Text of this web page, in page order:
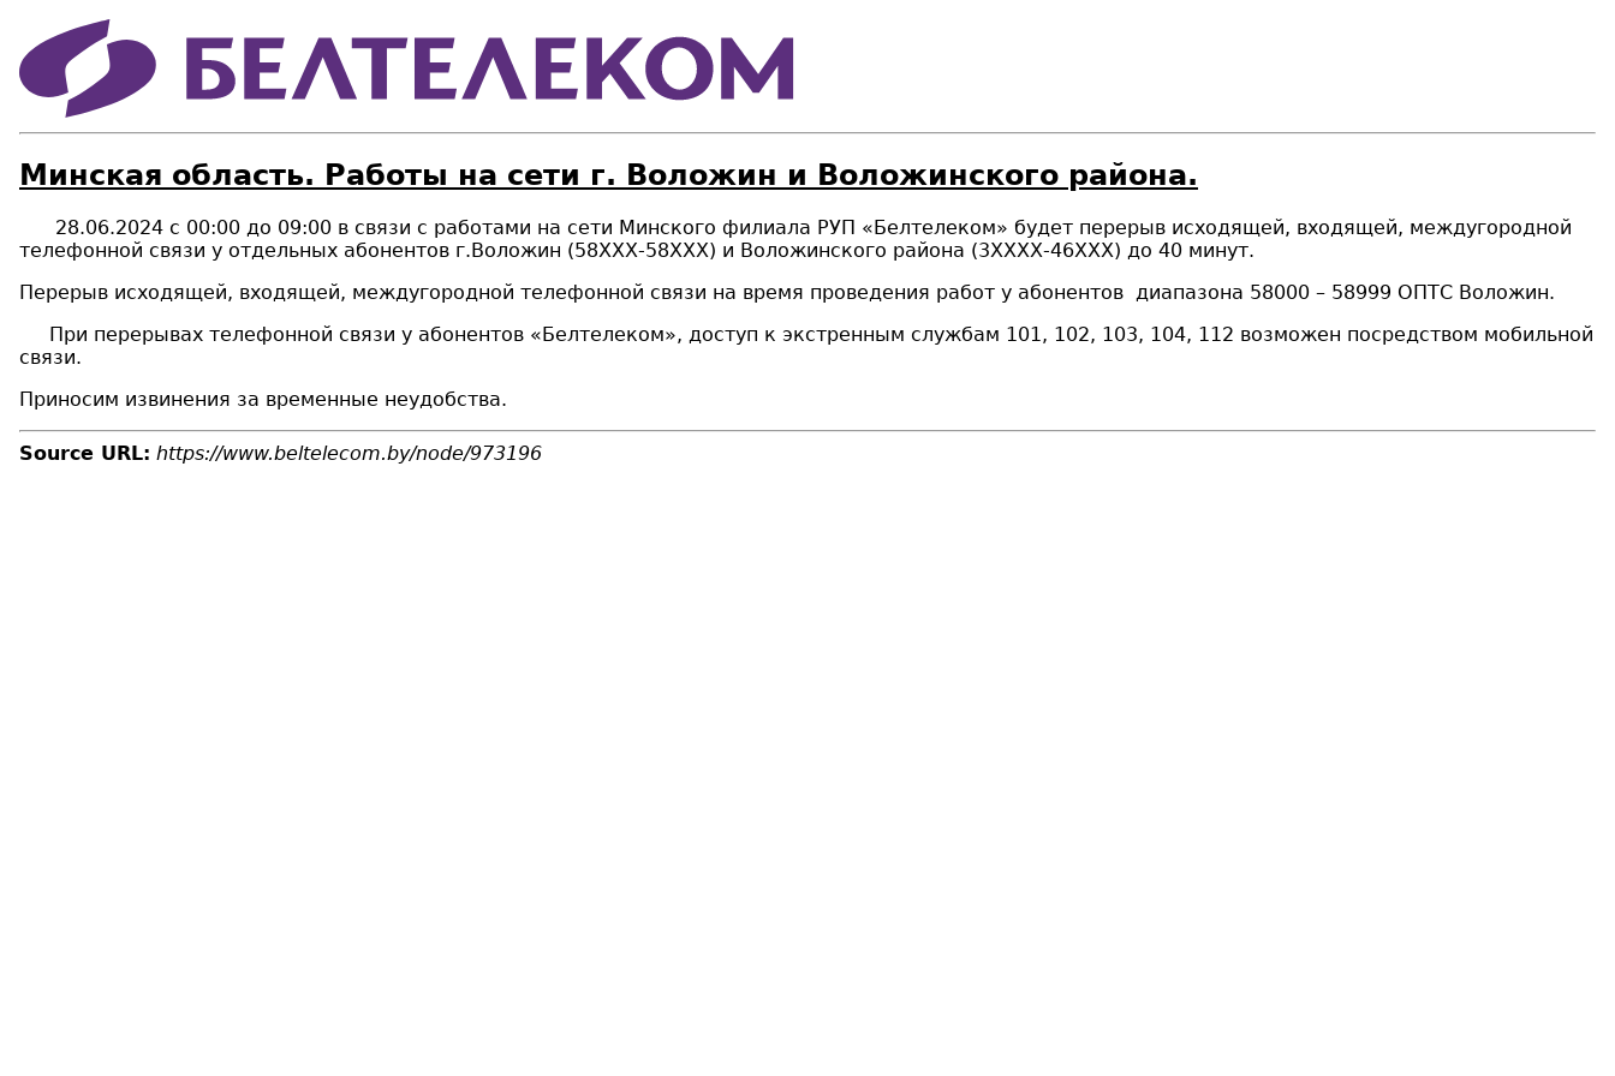
Минская область. Работы на сети г. Воложин и Воложинского района.
28.06.2024 с 00:00 до 09:00 в связи с работами на сети Минского филиала РУП «Белтелеком» будет перерыв исходящей, входящей, междугородной
телефонной связи у отдельных абонентов г.Воложин (58ХХХ-58ХХХ) и Воложинского района (3ХХХХ-46ХХХ) до 40 минут.
Перерыв исходящей, входящей, междугородной телефонной связи на время проведения работ у абонентов диапазона 58000 – 58999 ОПТС Воложин.
При перерывах телефонной связи у абонентов «Белтелеком», доступ к экстренным службам 101, 102, 103, 104, 112 возможен посредством мобильной
связи.
Приносим извинения за временные неудобства.
Source URL: https://www.beltelecom.by/node/973196